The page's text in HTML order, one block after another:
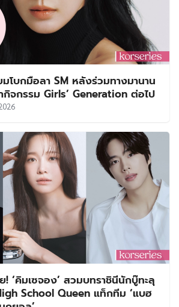
มโบกมือลา SM หลังร่วมทางมานาน
จกรรม Girls’ Generation ต่อไป
‘คิมเซจอง’ สวมบทราชินีนักบู๊ทะลุ
School Queen แท็กทีม ‘แบฮ